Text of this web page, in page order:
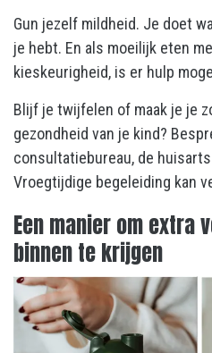
Gun jezelf mildheid. Je doet
je hebt. En als moeilijk eten
kieskeurigheid, is er hulp
Blijf je twijfelen of maak je je
gezondheid van je kind?
consultatiebureau, de
Vroegtijdige begeleiding kan
Een manier om extra
binnen te krijgen